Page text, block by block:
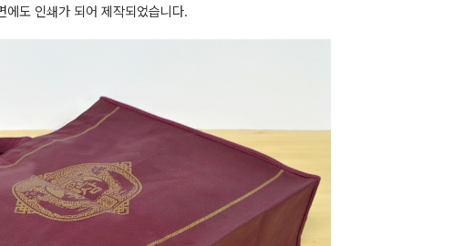
에도 인쇄가 되어 제작되었습니다.